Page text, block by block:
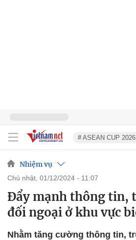
# ASEAN CUP 2026
Nhiệm vụ
chủ nhật, 01/12/2024 - 11:07
Đẩy mạnh thông tin,
đối ngoại ở khu vực
Nhằm tăng cường thông tin,